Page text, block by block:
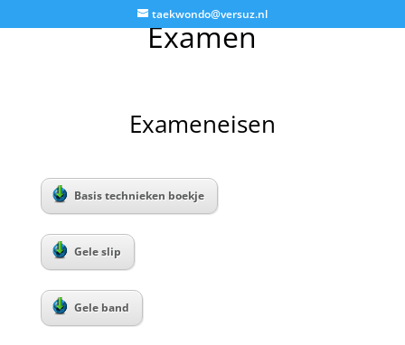
taekwondo@versuz.nl
Examen
Exameneisen
Basis technieken boekje
Gele slip
Gele band